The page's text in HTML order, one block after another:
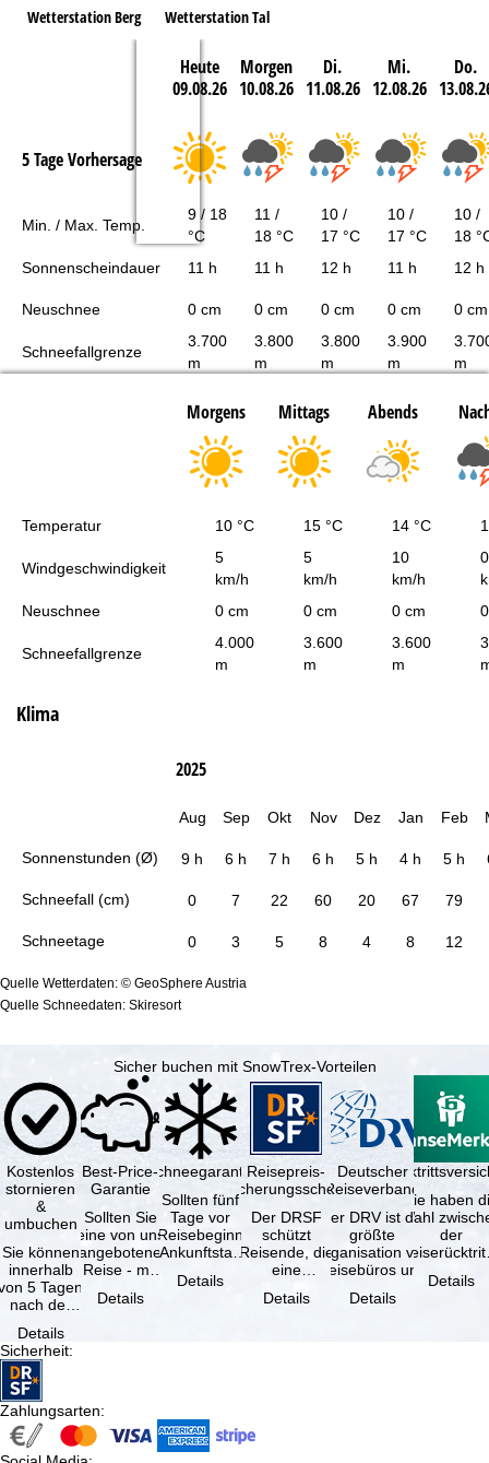
Wetterstation Berg Wetterstation Tal
Heute
09.08.26
Morgen
10.08.26
Di.
11.08.26
Mi.
12.08.26
Do.
5 Tage Vorhersage
Min. / Max. Temp.
9 / 18
°C
11 /
18 °C
10 /
17 °C
10 /
17 °C
10 /
18
Sonnenscheindauer
11 h 11 h 12 h 11 h 12 h
Neuschnee 0 cm 0 cm 0 cm 0 cm 0 cm
Schneefallgrenze
3.700
m
3.800
m
3.800
m
3.900
m
m
Morgens Mittags Abends
Temperatur 10 °C 15 °C 14 °C
Windgeschwindigkeit
5
km/h
5
km/h
10
km/h
0
Neuschnee
0 cm 0 cm 0 cm
Schneefallgrenze
4.000
m
3.600
m
3.600
m
Klima
Sonnenstunden (Ø)
Schneefall (cm)
Schneetage
2025
Aug Sep Okt Nov Dez Jan Feb
9 h 6 h 7 h 6 h 5 h 4 h 5 h
0 7 22 60 20 67 79
0 3 5 8 4 8 12
Quelle Wetterdaten: © GeoSphere Austria
Quelle Schneedaten: Skiresort
Sicher buchen mit SnowTrex-Vorteilen
Kostenlos
stornieren
&
umbuchen
Sie können
innerhalb
5 Tagen
nach der
kostenfrei
…
Details
Best-Price-
Garantie
Sollten Sie
eine von uns
angebotene
Reise - mit
Verfügbarkeit
Details
Schneegarantie
Sollten fünf
Tage vor
Reisebeginn
(Ankunftstag)
Schneemangel
Details
Reisepreis-
Sicherungsschein
Der DRSF
schützt
Reisende, die
eine
oder
Details
Deutscher
Reiseverband
Der DRV ist die
größte
Organisation von
Reisebüros und
Reiseveranstaltern
in …
Details
Sie haben
Wahl
der
(inklusive
Details
Sicherheit:
Zahlungsarten: